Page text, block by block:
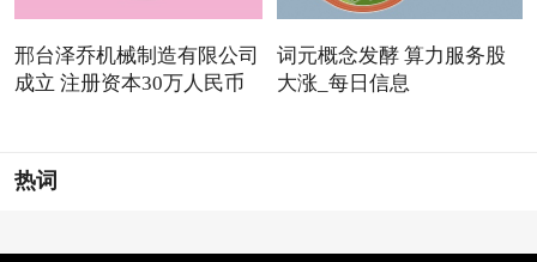
邢台泽乔机械制造有限公司
成立 注册资本30万人民币
词元概念发酵 算力服务股
大涨_每日信息
热词